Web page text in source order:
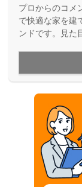
プロからのコメ
で快適な家を建
ンドです。見た
ある暮らしづ
りと見据えて